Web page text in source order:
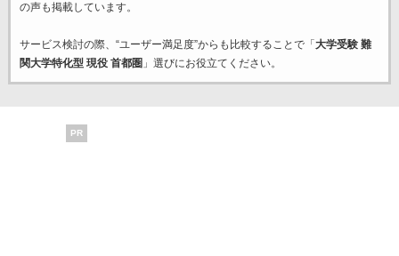
の声も掲載しています。
サービス検討の際、“ユーザー満足度”からも比較することで「 大学受験 難
関大学特化型 現役 首都圏 」選びにお役立てください。
PR